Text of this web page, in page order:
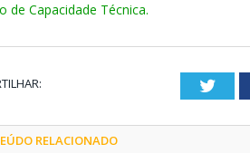
de Capacidade Técnica.
RELACIONADO